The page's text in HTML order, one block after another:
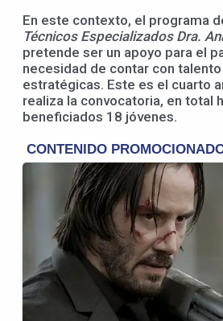
En este contexto, el programa
Técnicos Especializados Dra.
pretende ser un apoyo para el
necesidad de contar con
estratégicas. Este es el cuarto
realiza la convocatoria, en total
beneficiados 18 jóvenes.